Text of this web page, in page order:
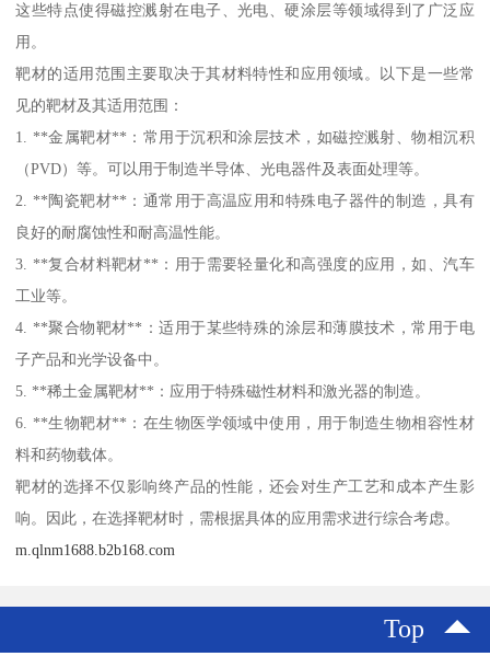
这些特点使得磁控溅射在电子、光电、硬涂层等领域得到了广泛应
用。
靶材的适用范围主要取决于其材料特性和应用领域。以下是一些常
见的靶材及其适用范围：
1. **金属靶材**：常用于沉积和涂层技术，如磁控溅射、物相沉积
（PVD）等。可以用于制造半导体、光电器件及表面处理等。
2. **陶瓷靶材**：通常用于高温应用和特殊电子器件的制造，具有
良好的耐腐蚀性和耐高温性能。
3. **复合材料靶材**：用于需要轻量化和高强度的应用，如、汽车
工业等。
4. **聚合物靶材**：适用于某些特殊的涂层和薄膜技术，常用于电
子产品和光学设备中。
5. **稀土金属靶材**：应用于特殊磁性材料和激光器的制造。
6. **生物靶材**：在生物医学领域中使用，用于制造生物相容性材
料和药物载体。
靶材的选择不仅影响终产品的性能，还会对生产工艺和成本产生影
响。因此，在选择靶材时，需根据具体的应用需求进行综合考虑。
m.qlnm1688.b2b168.com
Top